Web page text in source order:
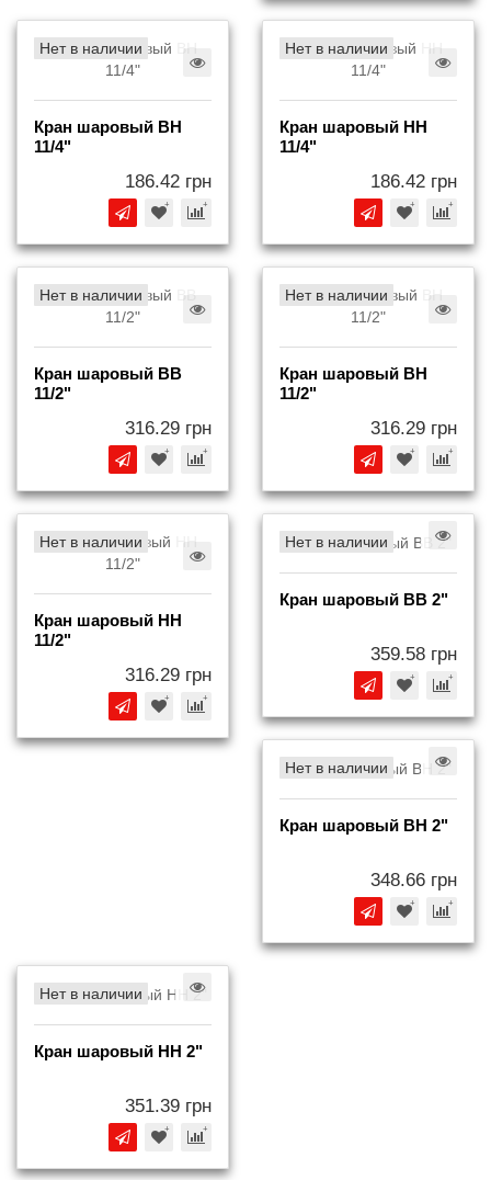
Нет в наличии
Кран шаровый BH
11/4"
186.42 грн
Нет в наличии
Кран шаровый НН
11/4"
186.42 грн
Нет в наличии
Кран шаровый BB
11/2"
316.29 грн
Нет в наличии
Кран шаровый BH
11/2"
316.29 грн
Нет в наличии
Кран шаровый НH
11/2"
316.29 грн
Нет в наличии
Кран шаровый BB 2"
359.58 грн
Нет в наличии
Кран шаровый BH 2"
348.66 грн
Нет в наличии
Кран шаровый НH 2"
351.39 грн